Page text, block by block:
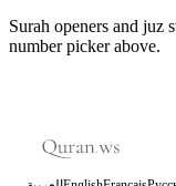
Surah openers and juz
number picker above.